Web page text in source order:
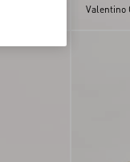
Valentino